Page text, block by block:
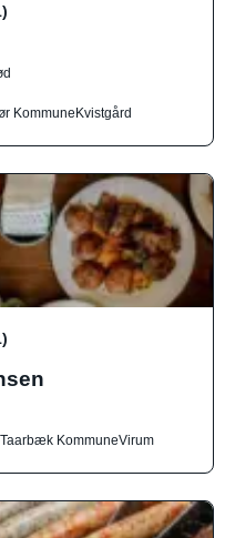
KommuneKvistgård
KommuneVirum